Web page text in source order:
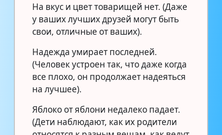
На вкус и цвет товарищей нет. (Даже
у ваших лучших друзей могут быть
свои, отличные от ваших).
Надежда умирает последней.
(Человек устроен так, что даже когда
все плохо, он продолжает надеяться
на лучшее).
Яблоко от яблони недалеко падает.
(Дети наблюдают, как их родители